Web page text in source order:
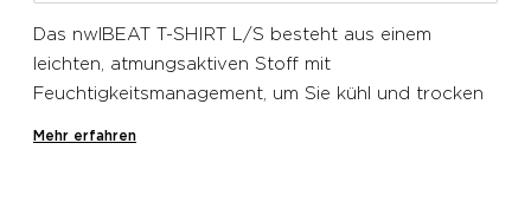
Das nwlBEAT T-SHIRT L/S besteht aus einem
leichten, atmungsaktiven Stoff mit
Feuchtigkeitsmanagement, um Sie kühl und trocken
Mehr erfahren